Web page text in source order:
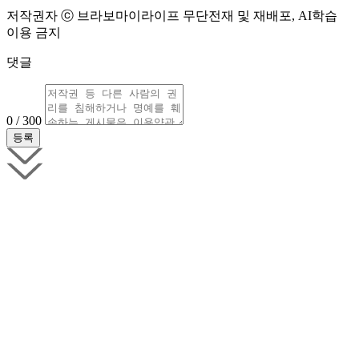
저작권자 ⓒ 브라보마이라이프 무단전재 및 재배포, AI학습
이용 금지
댓글
0 / 300